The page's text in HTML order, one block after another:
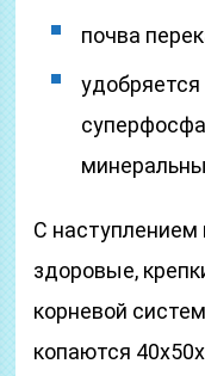
почва
С
здоровые,
корневой
копаются